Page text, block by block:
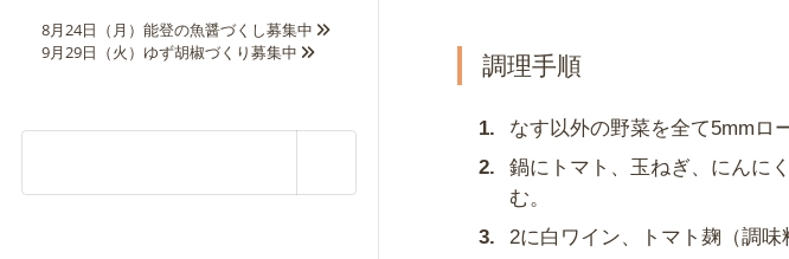
8月24日（月）能登の魚醤づくし募集中
9月29日（火）ゆず胡椒づくり募集中
調理手順
なす以外の野菜を全て5mmロ
鍋にトマト、玉ねぎ、にんに
む。
2に白ワイン、トマト麹（調味